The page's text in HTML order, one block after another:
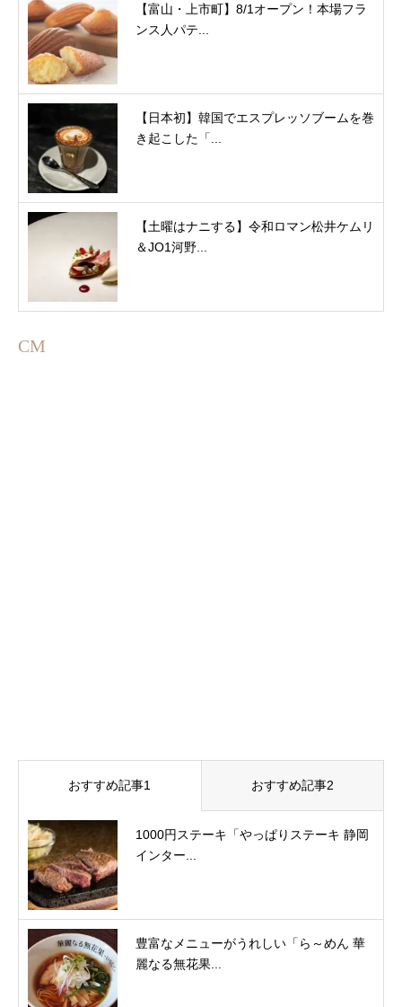
【富山・上市町】8/1オープン！本場フラ
ンス人パテ...
【日本初】韓国でエスプレッソブームを巻
き起こした「...
【土曜はナニする】令和ロマン松井ケムリ
＆JO1河野...
CM
おすすめ記事1 おすすめ記事2
1000円ステーキ「やっぱりステーキ 静岡
インター...
豊富なメニューがうれしい「ら～めん 華
麗なる無花果...